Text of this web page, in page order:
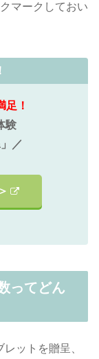
マークしておい
足！
験
／
ってどん
ットを贈呈、